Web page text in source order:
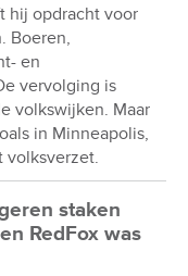
hij opdracht voor
Boeren,
en
vervolging is
volkswijken. Maar
in Minneapolis,
volksverzet.
staken
RedFox was